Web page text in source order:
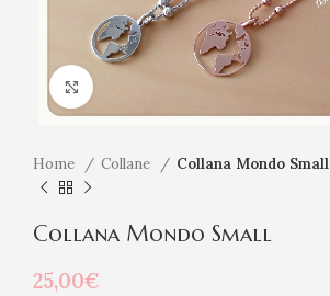
Home Collane Collana Mondo Small
Collana Mondo Small
25,00€